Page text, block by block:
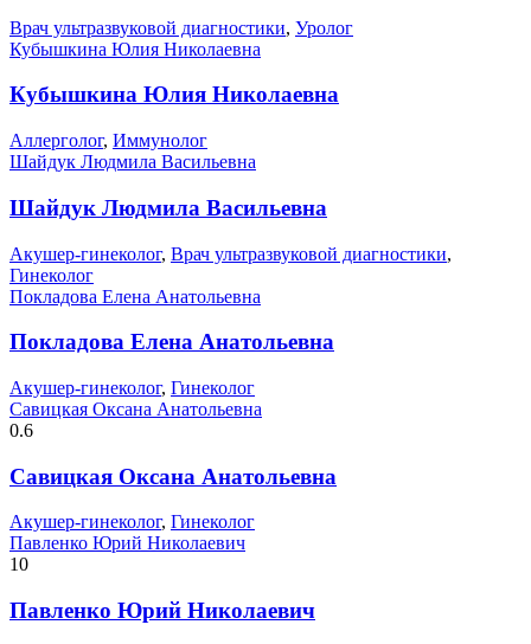
Врач ультразвуковой диагностики, Уролог
Кубышкина Юлия Николаевна
Кубышкина Юлия Николаевна
Аллерголог, Иммунолог
Шайдук Людмила Васильевна
Шайдук Людмила Васильевна
Акушер-гинеколог, Врач ультразвуковой диагностики,
Гинеколог
Покладова Елена Анатольевна
Покладова Елена Анатольевна
Акушер-гинеколог, Гинеколог
Савицкая Оксана Анатольевна
0.6
Савицкая Оксана Анатольевна
Акушер-гинеколог, Гинеколог
Павленко Юрий Николаевич
10
Павленко Юрий Николаевич